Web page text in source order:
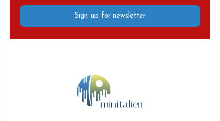
Sign up for newsletter